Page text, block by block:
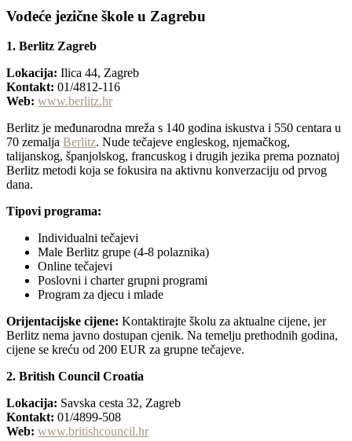
Vodeće jezične škole u Zagrebu
1. Berlitz Zagreb
Lokacija: Ilica 44, Zagreb
Kontakt: 01/4812-116
Web: www.berlitz.hr
Berlitz je međunarodna mreža s 140 godina iskustva i 550 centara u
70 zemalja Berlitz. Nude tečajeve engleskog, njemačkog,
talijanskog, španjolskog, francuskog i drugih jezika prema poznatoj
Berlitz metodi koja se fokusira na aktivnu konverzaciju od prvog
dana.
Tipovi programa:
Individualni tečajevi
Male Berlitz grupe (4-8 polaznika)
Online tečajevi
Poslovni i charter grupni programi
Program za djecu i mlade
Orijentacijske cijene: Kontaktirajte školu za aktualne cijene, jer
Berlitz nema javno dostupan cjenik. Na temelju prethodnih godina,
cijene se kreću od 200 EUR za grupne tečajeve.
2. British Council Croatia
Lokacija: Savska cesta 32, Zagreb
Kontakt: 01/4899-508
Web: www.britishcouncil.hr